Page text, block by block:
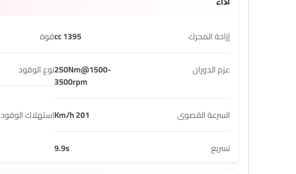
إزاحة المحرك 1395 cc قوة
عزم الدوران
250Nm@1500-
3500rpm
نوع الوقود
السرعة القصوى 201 Km/h استهلاك الوقود
تسريع 9.9s